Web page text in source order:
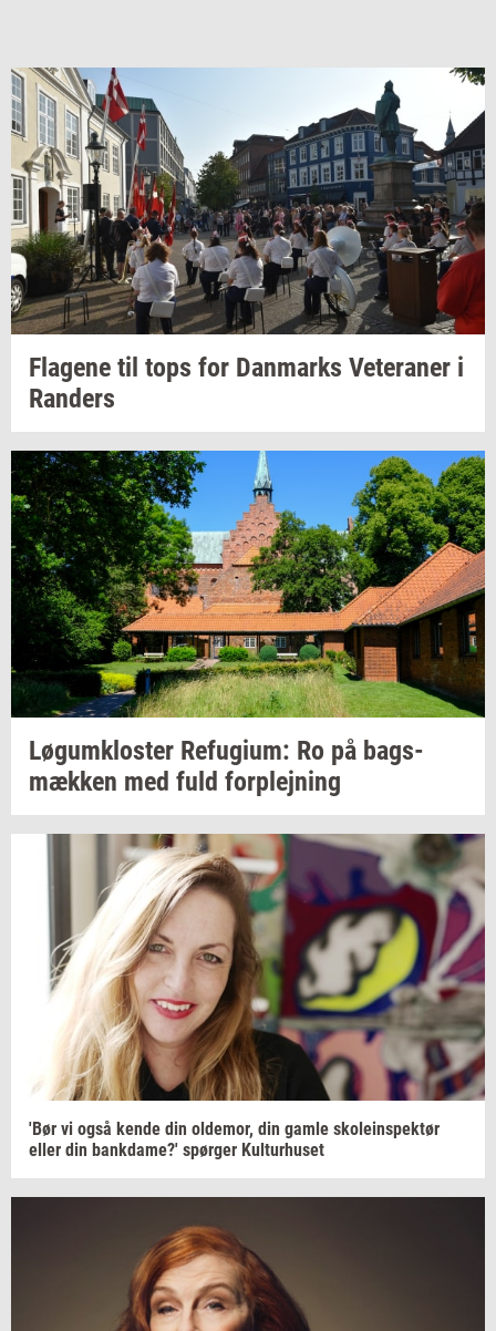
Fla­ge­ne til tops for Dan­marks Ve­te­ra­ner i
Ran­ders
Løgum­klo­ster Re­fu­gi­um: Ro på bags­
mæk­ken med fuld for­plej­ning
'Bør vi også kende din ol­de­mor, din gamle sko­le­in­spek­tør
eller din bank­da­me?' spør­ger Kul­tur­hu­set